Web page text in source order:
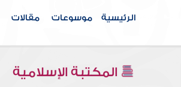
الرئيسية موسوعات مقالات
المكتبة الإسلامية
فهرس الكتاب
خطبة الكتاب
كتاب الإيمان